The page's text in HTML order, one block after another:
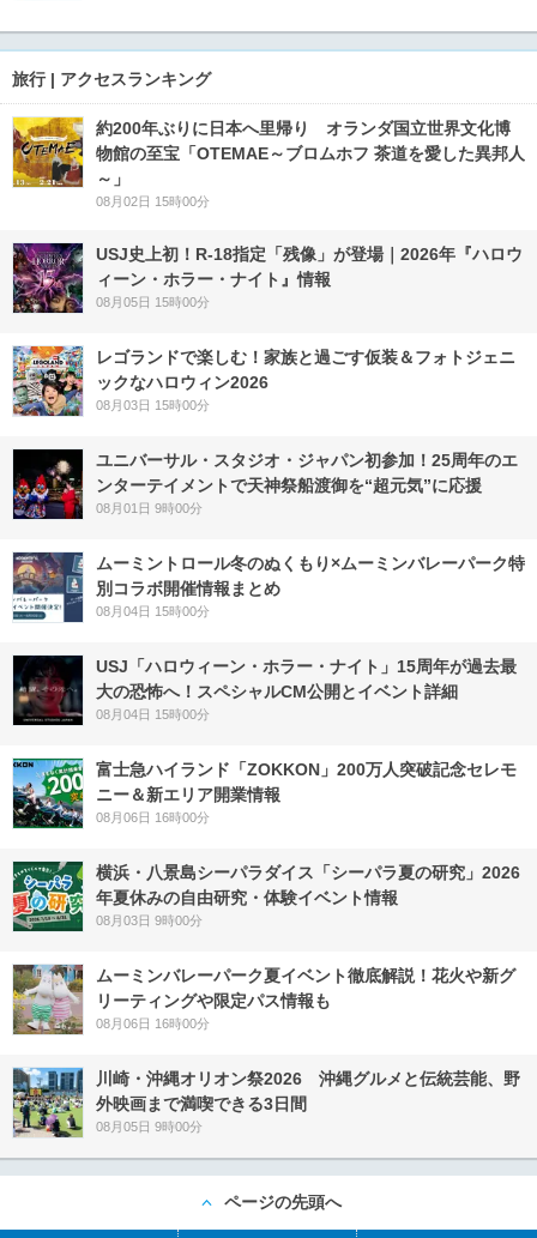
旅行 | アクセスランキング
約200年ぶりに日本へ里帰り オランダ国立世界文化博
物館の至宝「OTEMAE～ブロムホフ 茶道を愛した異邦人
～」
08月02日 15時00分
USJ史上初！R-18指定「残像」が登場｜2026年『ハロウ
ィーン・ホラー・ナイト』情報
08月05日 15時00分
レゴランドで楽しむ！家族と過ごす仮装＆フォトジェニ
ックなハロウィン2026
08月03日 15時00分
ユニバーサル・スタジオ・ジャパン初参加！25周年のエ
ンターテイメントで天神祭船渡御を“超元気”に応援
08月01日 9時00分
ムーミントロール冬のぬくもり×ムーミンバレーパーク特
別コラボ開催情報まとめ
08月04日 15時00分
USJ「ハロウィーン・ホラー・ナイト」15周年が過去最
大の恐怖へ！スペシャルCM公開とイベント詳細
08月04日 15時00分
富士急ハイランド「ZOKKON」200万人突破記念セレモ
ニー＆新エリア開業情報
08月06日 16時00分
横浜・八景島シーパラダイス「シーパラ夏の研究」2026
年夏休みの自由研究・体験イベント情報
08月03日 9時00分
ムーミンバレーパーク夏イベント徹底解説！花火や新グ
リーティングや限定パス情報も
08月06日 16時00分
川崎・沖縄オリオン祭2026 沖縄グルメと伝統芸能、野
外映画まで満喫できる3日間
08月05日 9時00分
ページの先頭へ